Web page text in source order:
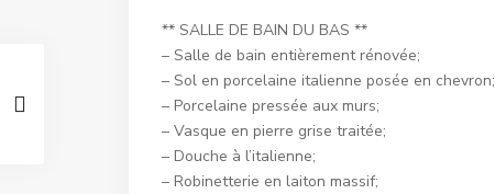
** SALLE DE BAIN DU BAS **
– Salle de bain entièrement rénovée;
– Sol en porcelaine italienne posée en chevron;
– Porcelaine pressée aux murs;
– Vasque en pierre grise traitée;
– Douche à l’italienne;
– Robinetterie en laiton massif;